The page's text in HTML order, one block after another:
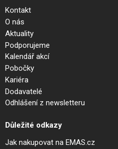
Kontakt
O nás
Aktuality
Podporujeme
Kalendář akcí
Pobočky
Kariéra
Dodavatelé
Odhlášení z newsletteru
Důležité odkazy
Jak nakupovat na EMAS.cz